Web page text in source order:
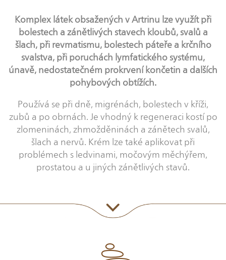
Komplex látek obsažených v Artrinu lze využít při
bolestech a zánětlivých stavech kloubů, svalů a
šlach, při revmatismu, bolestech páteře a krčního
svalstva, při poruchách lymfatického systému,
únavě, nedostatečném prokrvení končetin a dalších
pohybových obtížích.
Používá se při dně, migrénách, bolestech v kříži,
zubů a po obrnách. Je vhodný k regeneraci kostí po
zlomeninách, zhmožděninách a zánětech svalů,
šlach a nervů. Krém lze také aplikovat při
problémech s ledvinami, močovým měchýřem,
prostatou a u jiných zánětlivých stavů.